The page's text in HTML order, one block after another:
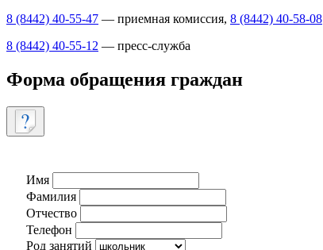
8 (8442) 40-55-47 — приемная комиссия, 8 (8442) 40-58-08
8 (8442) 40-55-12 — пресс-служба
Форма обращения граждан
Имя
Фамилия
Отчество
Телефон
Род занятий